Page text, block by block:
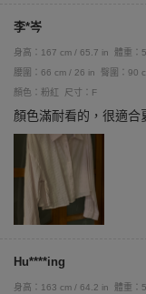
李*岑
身高：167 cm / 65.7 in 體重：
腰圍：66 cm / 26 in
臀圍：90
顏色：粉紅
尺寸：F
顏色滿耐看的，很適合
Hu****ing
身高：163 cm / 64.2 in 體重：